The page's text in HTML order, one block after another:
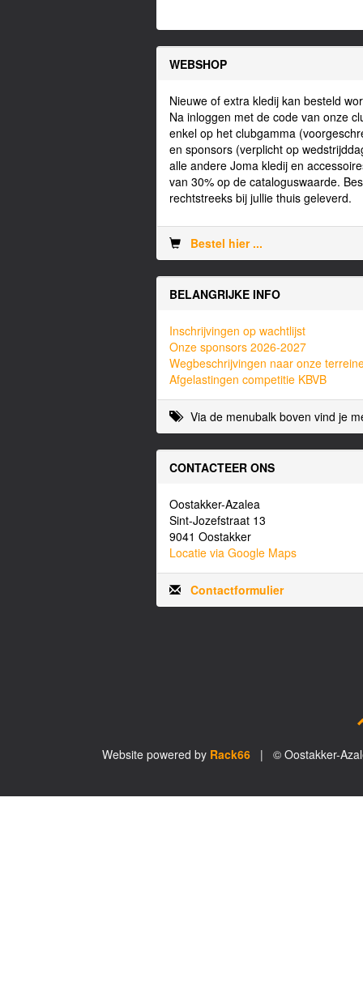
WEBSHOP
Nieuwe of extra kledij kan besteld
Na inloggen met de code van onze
enkel op het clubgamma
en sponsors (verplicht op
alle andere Joma kledij en
van 30% op de cataloguswaarde.
rechtstreeks bij jullie thuis geleverd.
Bestel hier ...
BELANGRIJKE INFO
Inschrijvingen op wachtlijst
Onze sponsors 2026-2027
Wegbeschrijvingen naar onze
Afgelastingen competitie KBVB
Via de menubalk boven vind je
CONTACTEER ONS
Oostakker-Azalea
Sint-Jozefstraat 13
9041 Oostakker
Locatie via Google Maps
Contactformulier
Website powered by Rack66| © Oostakker-